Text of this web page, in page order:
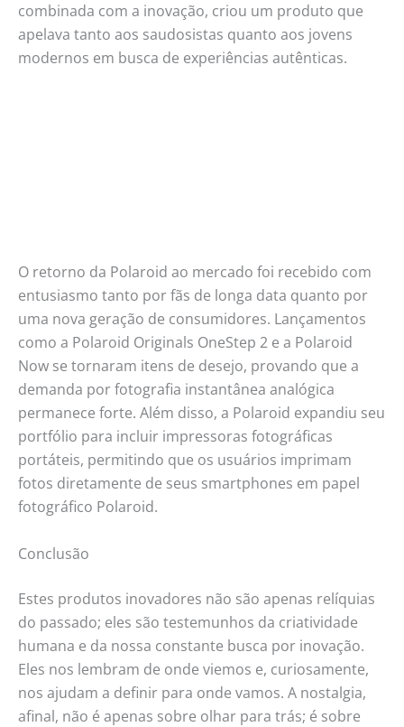
combinada com a inovação, criou um produto que
apelava tanto aos saudosistas quanto aos jovens
modernos em busca de experiências autênticas.
O retorno da Polaroid ao mercado foi recebido com
entusiasmo tanto por fãs de longa data quanto por
uma nova geração de consumidores. Lançamentos
como a Polaroid Originals OneStep 2 e a Polaroid
Now se tornaram itens de desejo, provando que a
demanda por fotografia instantânea analógica
permanece forte. Além disso, a Polaroid expandiu seu
portfólio para incluir impressoras fotográficas
portáteis, permitindo que os usuários imprimam
fotos diretamente de seus smartphones em papel
fotográfico Polaroid.
Conclusão
Estes produtos inovadores não são apenas relíquias
do passado; eles são testemunhos da criatividade
humana e da nossa constante busca por inovação.
Eles nos lembram de onde viemos e, curiosamente,
nos ajudam a definir para onde vamos. A nostalgia,
afinal, não é apenas sobre olhar para trás; é sobre